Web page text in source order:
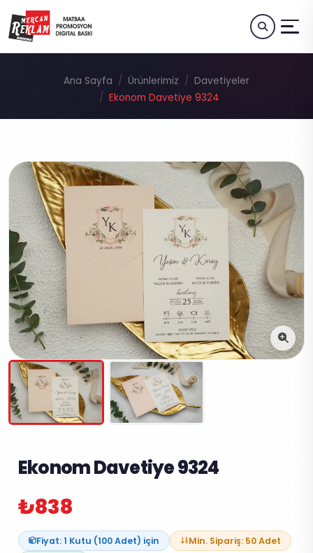
Ana Sayfa Ürünlerimiz
Davetiyeler
Ekonom Davetiye 9324
Ekonom Davetiye 9324
₺838
Fiyat: 1 Kutu (100 Adet) için
Min. Sipariş: 50 Adet